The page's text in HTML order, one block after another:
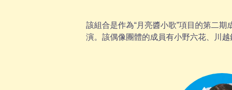
該組合是作為“月亮醬小歌”項目的第二
演。該偶像團體的成員有小野六花、川越